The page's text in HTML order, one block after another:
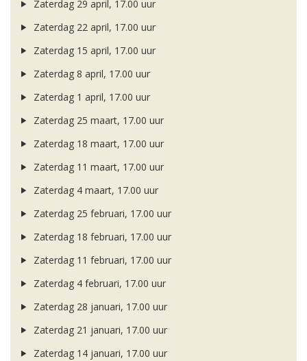
Zaterdag 29 april, 17.00 uur
Zaterdag 22 april, 17.00 uur
Zaterdag 15 april, 17.00 uur
Zaterdag 8 april, 17.00 uur
Zaterdag 1 april, 17.00 uur
Zaterdag 25 maart, 17.00 uur
Zaterdag 18 maart, 17.00 uur
Zaterdag 11 maart, 17.00 uur
Zaterdag 4 maart, 17.00 uur
Zaterdag 25 februari, 17.00 uur
Zaterdag 18 februari, 17.00 uur
Zaterdag 11 februari, 17.00 uur
Zaterdag 4 februari, 17.00 uur
Zaterdag 28 januari, 17.00 uur
Zaterdag 21 januari, 17.00 uur
Zaterdag 14 januari, 17.00 uur